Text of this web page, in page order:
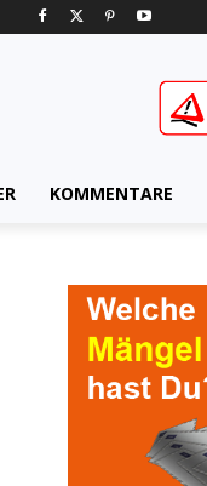
KOMMENTARE